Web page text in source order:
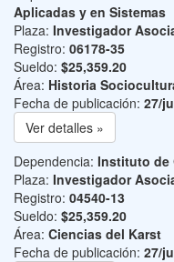
Aplicadas y en Sistemas
Plaza: Investigador
Registro: 06178-35
Sueldo: $25,359.20
Área: Historia
Fecha de publicación: 27/
Ver detalles »
Dependencia: Instituto de
Plaza: Investigador
Registro: 04540-13
Sueldo: $25,359.20
Área: Ciencias del Karst
Fecha de publicación: 27/